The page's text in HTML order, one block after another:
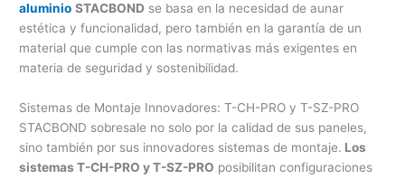
aluminio STACBOND se basa en la necesidad de aunar
estética y funcionalidad, pero también en la garantía de un
material que cumple con las normativas más exigentes en
materia de seguridad y sostenibilidad.
Sistemas de Montaje Innovadores: T-CH-PRO y T-SZ-PRO
STACBOND sobresale no solo por la calidad de sus paneles,
sino también por sus innovadores sistemas de montaje. Los
sistemas T-CH-PRO y T-SZ-PRO posibilitan configuraciones